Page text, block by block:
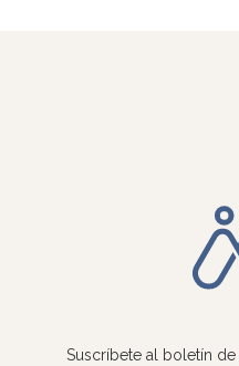
Suscríbete al boletín de